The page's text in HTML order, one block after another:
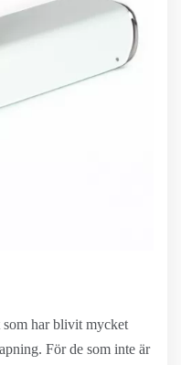
har blivit mycket
För de som inte är